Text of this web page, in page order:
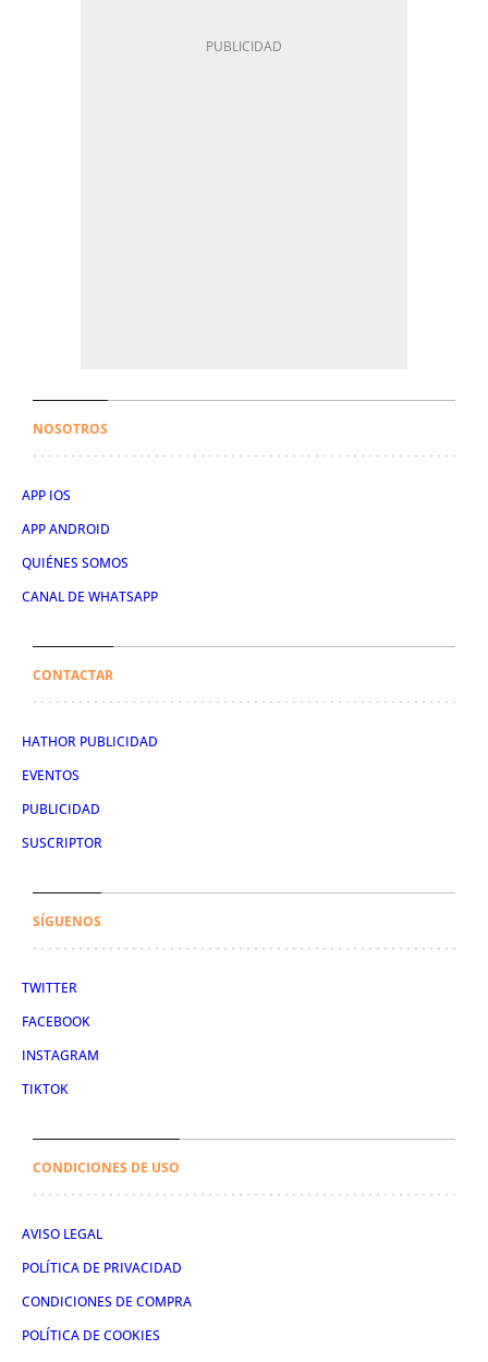
NOSOTROS
APP IOS
APP ANDROID
QUIÉNES SOMOS
CANAL DE WHATSAPP
CONTACTAR
HATHOR PUBLICIDAD
EVENTOS
PUBLICIDAD
SUSCRIPTOR
SÍGUENOS
TWITTER
FACEBOOK
INSTAGRAM
TIKTOK
CONDICIONES DE USO
AVISO LEGAL
POLÍTICA DE PRIVACIDAD
CONDICIONES DE COMPRA
POLÍTICA DE COOKIES